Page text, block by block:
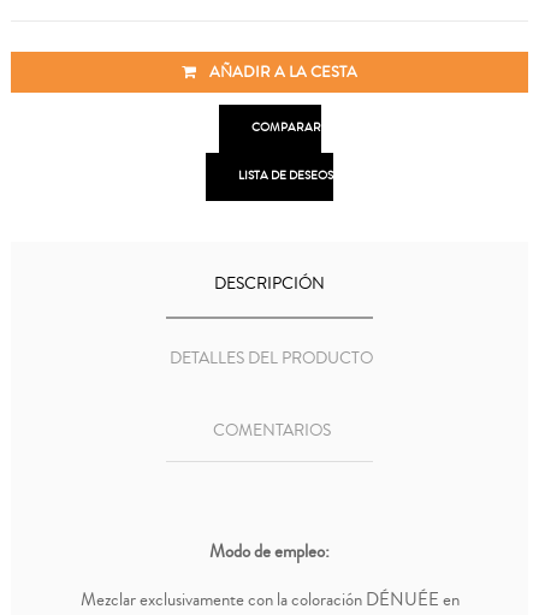
AÑADIR A LA CESTA
COMPARAR
LISTA DE DESEOS
DESCRIPCIÓN
DETALLES DEL PRODUCTO
COMENTARIOS
Modo de empleo:
Mezclar exclusivamente con la coloración DÉNUÉE en